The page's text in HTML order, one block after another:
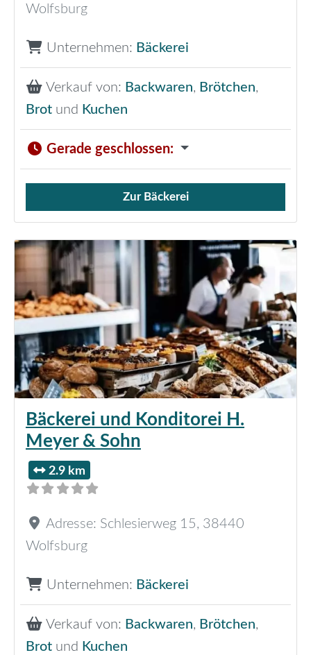
Wolfsburg
Unternehmen: Bäckerei
Verkauf von: Backwaren, Brötchen,
Brot und Kuchen
Gerade geschlossen:
Verkauf von Brötchen,
Zur Bäckerei
Bäckerei und Konditorei H.
Meyer & Sohn
2.9 km
Adresse: Schlesierweg 15, 38440
Wolfsburg
Unternehmen: Bäckerei
Verkauf von: Backwaren, Brötchen,
Brot und Kuchen